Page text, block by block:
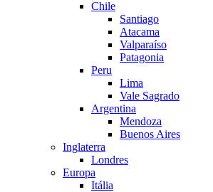
Chile
Santiago
Atacama
Valparaíso
Patagonia
Peru
Lima
Vale Sagrado
Argentina
Mendoza
Buenos Aires
Inglaterra
Londres
Europa
Itália